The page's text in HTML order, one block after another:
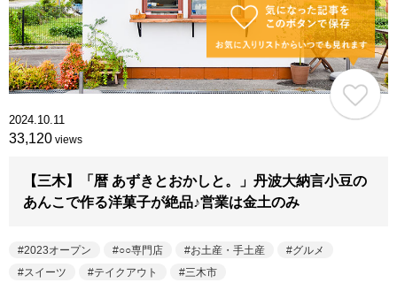
2024.10.11
33,120 views
【三木】「暦 あずきとおかしと。」丹波大納言小豆の
あんこで作る洋菓子が絶品♪営業は金土のみ
2023オープン ○○専門店 お土産・手土産
グルメ
スイーツ
テイクアウト 三木市